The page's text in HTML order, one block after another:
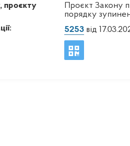
проєкту
Проєкт Закону
порядку
5253від